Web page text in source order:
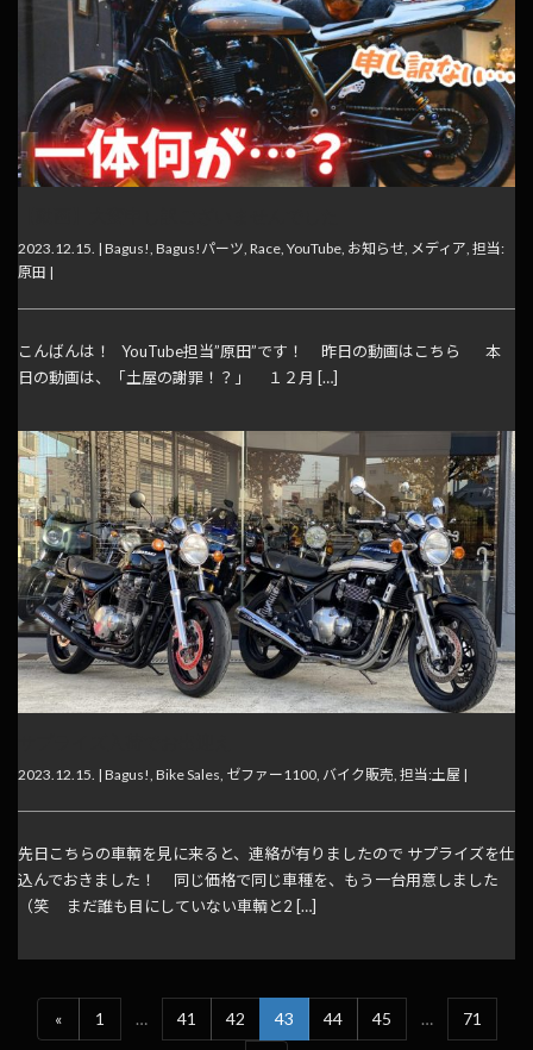
2023.12.15. | Bagus! Bagus!パーツ Race YouTube お知らせ メディア 担当:
原田 |
こんばんは！ YouTube担当”原田”です！ 昨日の動画はこちら 本
日の動画は、「土屋の謝罪！？」 １２月 […]
2023.12.15. | Bagus! Bike Sales ゼファー1100 バイク販売 担当:土屋 |
先日こちらの車輌を見に来ると、連絡が有りましたので サプライズを仕
込んでおきました！ 同じ価格で同じ車種を、もう一台用意しました
（笑 まだ誰も目にしていない車輌と2 […]
« 1 … 41 42 43 44 45 … 71